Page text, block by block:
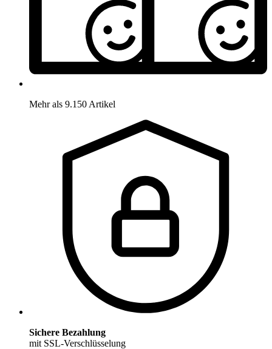
Mehr als 9.150 Artikel
Sichere Bezahlung
mit SSL-Verschlüsselung